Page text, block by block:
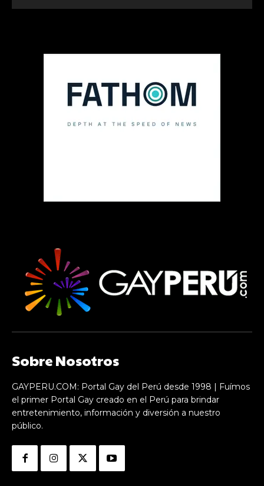
Sobre Nosotros
GAYPERU.COM: Portal Gay del Perú desde 1998 | Fuímos
el primer Portal Gay creado en el Perú para brindar
entretenimiento, información y diversión a nuestro
público.